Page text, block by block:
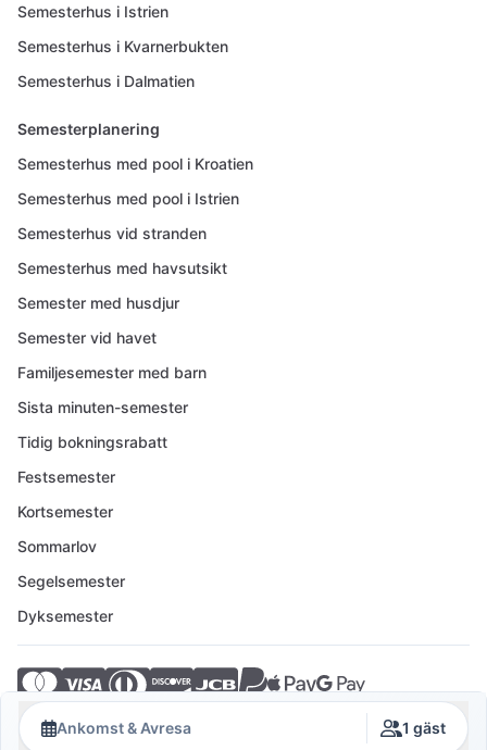
Ankomst & Avresa 1 gäst
Semesterhus i Istrien
Semesterhus i Kvarnerbukten
Semesterhus i Dalmatien
Semesterplanering
Semesterhus med pool i Kroatien
Semesterhus med pool i Istrien
Semesterhus vid stranden
Semesterhus med havsutsikt
Semester med husdjur
Semester vid havet
Familjesemester med barn
Sista minuten-semester
Tidig bokningsrabatt
Festsemester
Kortsemester
Sommarlov
Segelsemester
Dyksemester
© 2026 Crovillas GmbH